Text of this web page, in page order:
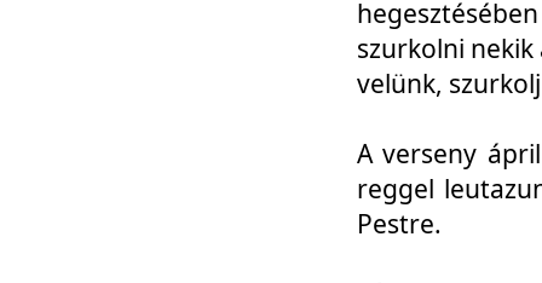
szurkolni
velünk,
A verseny
reggel
Pestre.